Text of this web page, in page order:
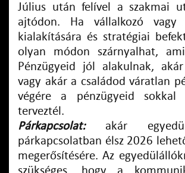
Július után felível a szakmai
ajtódon. Ha vállalkozó vagy
kialakítására és stratégiai
olyan módon szárnyalhat,
Pénzügyeid jól alakulnak,
vagy akár a családod váratlan
végére a pénzügyeid
terveztél.
Párkapcsolat:akár
párkapcsolatban élsz 2026
megerősítésére. Az